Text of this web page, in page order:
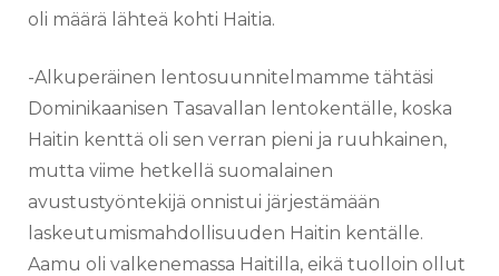
oli määrä lähteä kohti Haitia.
-Alkuperäinen lentosuunnitelmamme tähtäsi
Dominikaanisen Tasavallan lentokentälle, koska
Haitin kenttä oli sen verran pieni ja ruuhkainen,
mutta viime hetkellä suomalainen
avustustyöntekijä onnistui järjestämään
laskeutumismahdollisuuden Haitin kentälle.
Aamu oli valkenemassa Haitilla, eikä tuolloin ollut